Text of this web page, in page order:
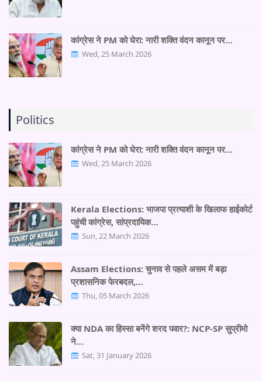
कांग्रेस ने PM को घेरा: नारी शक्ति वंदन कानून पर…
Wed, 25 March 2026
Politics
कांग्रेस ने PM को घेरा: नारी शक्ति वंदन कानून पर…
Wed, 25 March 2026
Kerala Elections: भाजपा प्रत्याशी के खिलाफ हाईकोर्ट
पहुंची कांग्रेस, सांप्रदायिक…
Sun, 22 March 2026
Assam Elections: चुनाव से पहले असम में बड़ा
प्रशासनिक फेरबदल,…
Thu, 05 March 2026
क्या NDA का हिस्सा बनेंगे शरद पवार?: NCP-SP सुप्रीमो
ने…
Sat, 31 January 2026